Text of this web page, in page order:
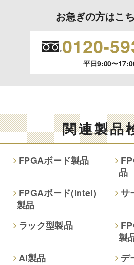
の停止、消去および 第三者への提供の
開示等のご請求は、下記お問い合わせ
情報提供は任意ですが、情報を提供し
項目によってはお問い合わせ等に
ご回答できない場合がございます。
本人が容易に認識できない方法による取
お急ぎの方はこ
0120-
平日9:00〜
関連製品
FPGAボード製品
品
FPGAボード(Intel)
製品
サ
ラック型製品
製
AI製品
デ